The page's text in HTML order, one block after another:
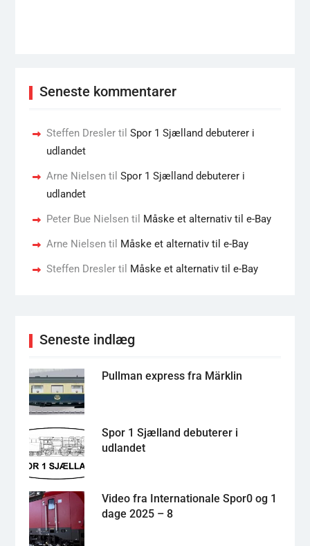
Seneste kommentarer
Steffen Dreslertil Spor 1 Sjælland debuterer i
udlandet
Arne Nielsentil Spor 1 Sjælland debuterer i
udlandet
Peter Bue Nielsentil Måske et alternativ til e-Bay
Arne Nielsentil Måske et alternativ til e-Bay
Steffen Dreslertil Måske et alternativ til e-Bay
Seneste indlæg
Pullman express fra Märklin
Spor 1 Sjælland debuterer i
udlandet
Video fra Internationale Spor0 og 1
dage 2025 – 8